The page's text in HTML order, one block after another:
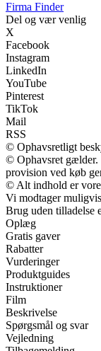
Firma Finder
Del og vær venlig
X
Facebook
Instagram
LinkedIn
YouTube
Pinterest
TikTok
Mail
RSS
© Ophavsretligt
© Ophavsret gælder.
provision ved køb
© Alt indhold er
Vi modtager
Brug uden tilladelse
Oplæg
Gratis gaver
Rabatter
Vurderinger
Produktguides
Instruktioner
Film
Beskrivelse
Spørgsmål og svar
Vejledning